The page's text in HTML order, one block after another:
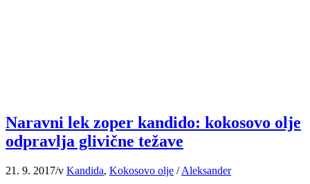
Naravni lek zoper kandido: kokosovo olje
odpravlja glivične težave
21. 9. 2017/v Kandida, Kokosovo olje / Aleksander